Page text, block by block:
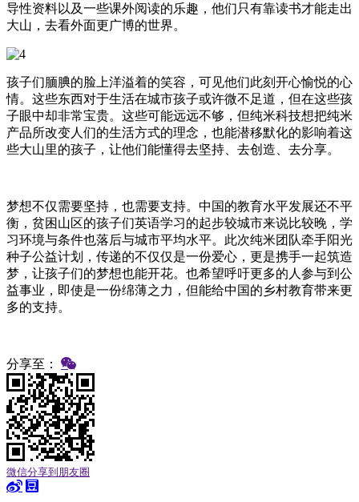
导性资料以及一些课外阅读的乐趣，他们只有靠读书才能走出
大山，去看外面更广博的世界。
孩子们腼腆的脸上洋溢着的笑容，可见他们此刻开心愉悦的心
情。这些东西对于生活在城市孩子或许微不足道，但在这些孩
子眼中却非常宝贵。这些可能远远不够，但纯米科技想把纯米
产品所改变人们的生活方式的理念，也能潜移默化的影响着这
些大山里的孩子，让他们能懂得去坚持、去创造、去分享。
梦想不仅需要坚持，也需要支持。中国的教育水平发展还不平
衡，贫困山区的孩子们英语学习的起步较城市来说比较晚，学
习环境与条件也落后与城市平均水平。此次纯米团队牵手阳光
种子公益计划，传递的不仅仅是一份爱心，更是携手一起筑造
梦，让孩子们的梦想也能开花。也希望呼吁更多的人参与到公
益事业，即使是一份绵薄之力，但能给中国的乡村教育带来更
多的支持。
分享至：
微信分享到朋友圈